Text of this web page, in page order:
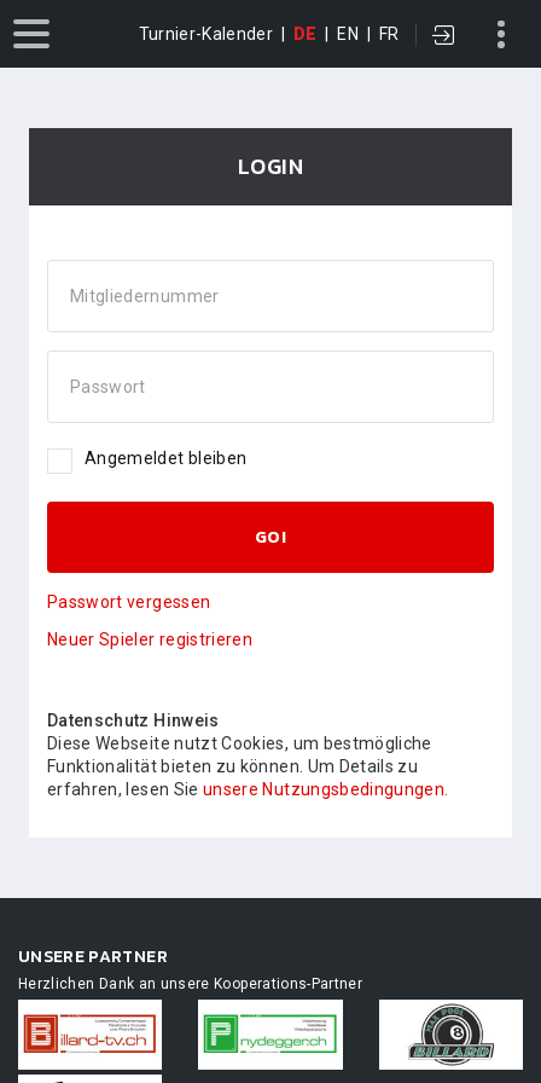
Turnier-Kalender DE EN FR
LOGIN
Mitgliedernummer
Passwort
Angemeldet bleiben
GO!
Passwort vergessen
Neuer Spieler registrieren
Datenschutz Hinweis
Diese Webseite nutzt Cookies, um bestmögliche
Funktionalität bieten zu können. Um Details zu
erfahren, lesen Sie unsere Nutzungsbedingungen.
UNSERE PARTNER
Herzlichen Dank an unsere Kooperations-Partner